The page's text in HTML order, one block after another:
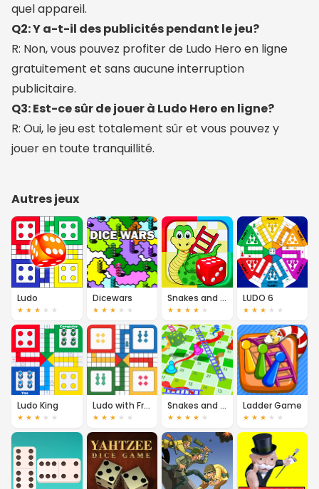
quel appareil.
Q2: Y a-t-il des publicités pendant le jeu?
R: Non, vous pouvez profiter de Ludo Hero en ligne
gratuitement et sans aucune interruption
publicitaire.
Q3: Est-ce sûr de jouer à Ludo Hero en ligne?
R: Oui, le jeu est totalement sûr et vous pouvez y
jouer en toute tranquillité.
Autres jeux
Ludo
★ ★ ★ ★ ★
Dicewars
★ ★ ★ ★ ★
Snakes and Ladders
★ ★ ★ ★ ★
LUDO 6
★ ★ ★ ★ ★
Ludo King
★ ★ ★ ★ ★
Ludo with Friends
★ ★ ★ ★ ★
Snakes and Ladders Multiplayer
★ ★ ★ ★ ★
Ladder Game
★ ★ ★ ★ ★